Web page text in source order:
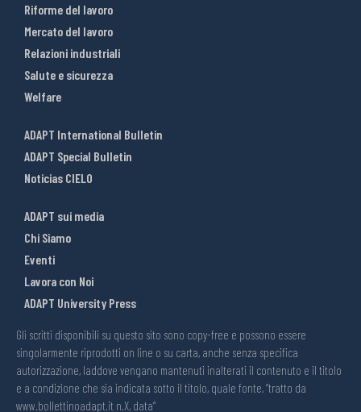
Riforme del lavoro
Mercato del lavoro
Relazioni industriali
Salute e sicurezza
Welfare
ADAPT International Bulletin
ADAPT Special Bulletin
Noticias CIELO
ADAPT sui media
Chi Siamo
Eventi
Lavora con Noi
ADAPT University Press
Gli scritti disponibili su questo sito sono copy-free e possono essere
singolarmente riprodotti on line o su carta, anche senza specifica
autorizzazione, laddove vengano mantenuti inalterati il contenuto e il titolo
e a condizione che sia indicata sotto il titolo, quale fonte, “tratto da
www.bollettinoadapt.it n.X, data“